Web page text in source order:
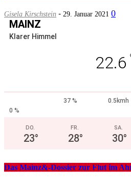
Gisela Kirschstein - 29. Januar 2021 0
MAINZ
Klarer Himmel
22.6
37 %
0.5kmh
0 %
DO.
23°
FR.
28°
SA.
30°
Das Mainz&-Dossier zur Flut im